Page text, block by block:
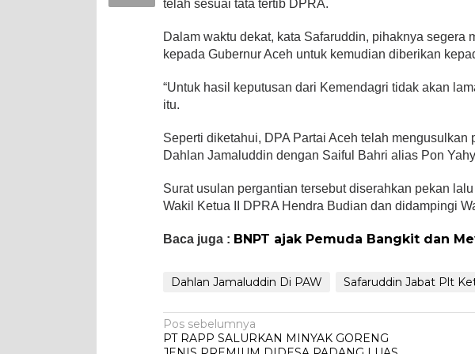
telah sesuai tata tertib DPRA.
Dalam waktu dekat, kata Safaruddin, pihaknya segera
kepada Gubernur Aceh untuk kemudian diberikan
“Untuk hasil keputusan dari Kemendagri tidak akan
itu.
Seperti diketahui, DPA Partai Aceh telah
Dahlan Jamaluddin dengan Saiful Bahri alias Pon
Surat usulan pergantian tersebut diserahkan pekan
Wakil Ketua II DPRA Hendra Budian dan didampingi
Baca juga : BNPT ajak Pemuda Bangkit dan
Dahlan Jamaluddin Di PAW Safaruddin Jabat Plt
Navigasi
Pos sebelumnya
PT RAPP SALURKAN MINYAK GORENG